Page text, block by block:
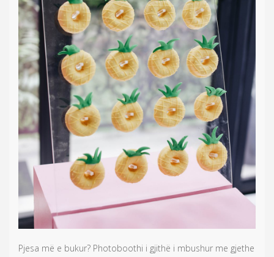
Pjesa më e bukur? Photoboothi i gjithë i mbushur me gjethe